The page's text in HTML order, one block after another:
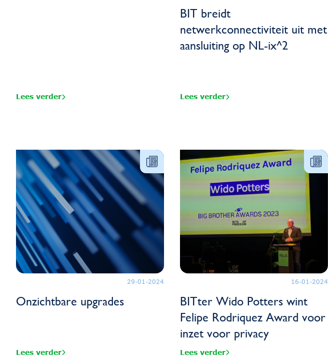
Lees verder
BIT breidt
netwerkconnectiviteit uit met
aansluiting op NL-ix^2
Lees verder
29-01-2024
Onzichtbare upgrades
Lees verder
16-01-2024
BITter Wido Potters wint
Felipe Rodriquez Award voor
inzet voor privacy
Lees verder